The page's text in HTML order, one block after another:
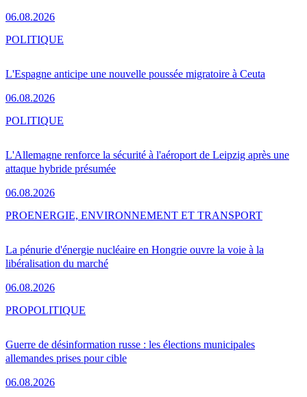
06.08.2026
L'Espagne anticipe une nouvelle poussée migratoire à Ceuta
06.08.2026
POLITIQUE
L'Allemagne renforce la sécurité à l'aéroport de Leipzig après une
attaque hybride présumée
06.08.2026
POLITIQUE
La pénurie d'énergie nucléaire en Hongrie ouvre la voie à la
libéralisation du marché
06.08.2026
PROENERGIE, ENVIRONNEMENT ET TRANSPORT
Guerre de désinformation russe : les élections municipales
allemandes prises pour cible
06.08.2026
PROPOLITIQUE